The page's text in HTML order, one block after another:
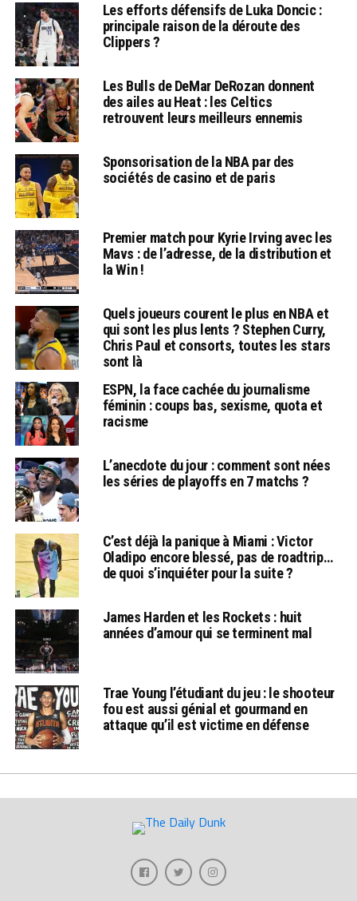
Les efforts défensifs de Luka Doncic :
principale raison de la déroute des
Clippers ?
Les Bulls de DeMar DeRozan donnent
des ailes au Heat : les Celtics
retrouvent leurs meilleurs ennemis
Sponsorisation de la NBA par des
sociétés de casino et de paris
Premier match pour Kyrie Irving avec les
Mavs : de l’adresse, de la distribution et
la Win !
Quels joueurs courent le plus en NBA et
qui sont les plus lents ? Stephen Curry,
Chris Paul et consorts, toutes les stars
sont là
ESPN, la face cachée du journalisme
féminin : coups bas, sexisme, quota et
racisme
L’anecdote du jour : comment sont nées
les séries de playoffs en 7 matchs ?
C’est déjà la panique à Miami : Victor
Oladipo encore blessé, pas de roadtrip…
de quoi s’inquiéter pour la suite ?
James Harden et les Rockets : huit
années d’amour qui se terminent mal
Trae Young l’étudiant du jeu : le shooteur
fou est aussi génial et gourmand en
attaque qu’il est victime en défense